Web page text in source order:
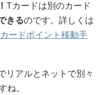
Tカードは別のカード
きるのです。詳しくは
ードポイント移動手
リアルとネットで別々
ね。